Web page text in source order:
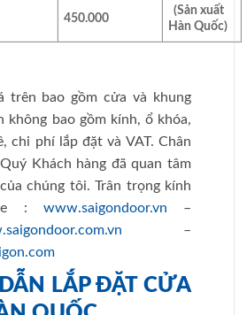
450.000
(Sản xuất
Hàn Quốc)
trên bao gồm cửa và khung
không bao gồm kính, ổ khóa,
chi phí lắp đặt và VAT. Chân
Khách hàng đã quan tâm
chúng tôi. Trân trọng kính
: www.saigondoor.vn –
–
LẮP ĐẶT CỬA